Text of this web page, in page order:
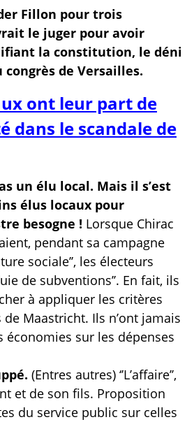
Fillon pour trois
le juger pour avoir
la constitution, le déni
de Versailles.
ont leur part de
dans le scandale de
un élu local. Mais il s’est
élus locaux pour
besogne ! Lorsque Chirac
pendant sa campagne
sociale’’, les électeurs
de subventions’’. En fait, ils
à appliquer les critères
Maastricht. Ils n’ont jamais
économies sur les dépenses
(Entres autres) ‘’L’affaire’’,
et de son fils. Proposition
du service public sur celles